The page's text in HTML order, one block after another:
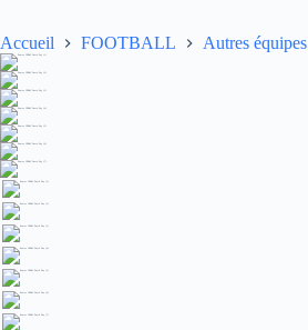
Accueil FOOTBALL Autres équipes